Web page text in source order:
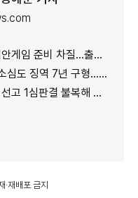
질…출입 협조 간곡히 요청"
7년 구형…내달 19일 선고
1심판결 불복해 항소
재배포 금지